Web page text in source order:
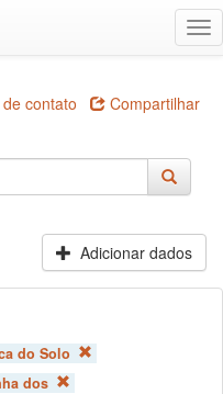
contato Compartilhar
Adicionar dados
do Solo
dos